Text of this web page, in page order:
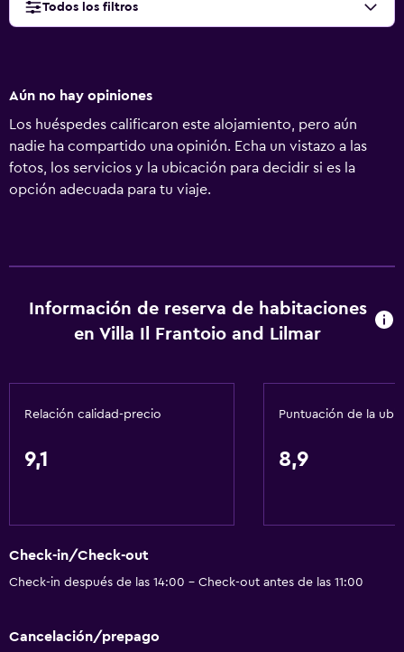
Todos los filtros
Aún no hay opiniones
Los huéspedes calificaron este alojamiento, pero aún
nadie ha compartido una opinión. Echa un vistazo a las
fotos, los servicios y la ubicación para decidir si es la
opción adecuada para tu viaje.
Información de reserva de habitaciones
en Villa Il Frantoio and Lilmar
Relación calidad-precio
9,1
Puntuación de la
8,9
Check-in/Check-out
Check-in después de las 14:00 - Check-out antes de las 11:00
Cancelación/prepago